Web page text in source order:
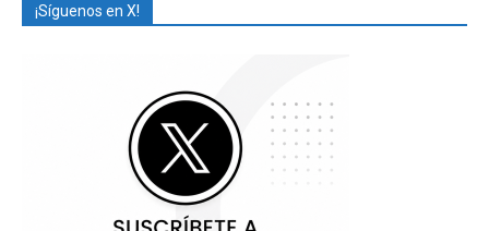
¡Síguenos en X!